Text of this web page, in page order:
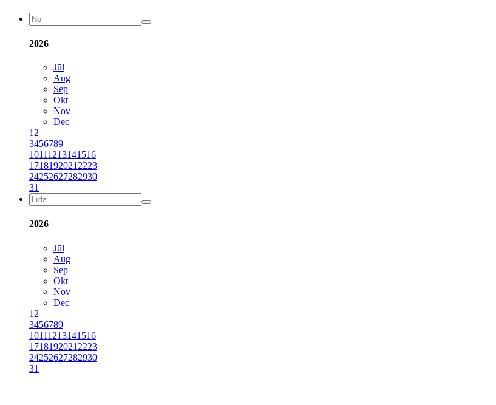
2026
Jūl
Aug
Sep
Okt
Nov
Dec
1 2
3456789
10111213141516
1718192021 2223
24252627282930
31
2026
Jūl
Aug
Sep
Okt
Nov
Dec
1 2
3456789
10111213141516
1718192021 2223
24252627282930
31